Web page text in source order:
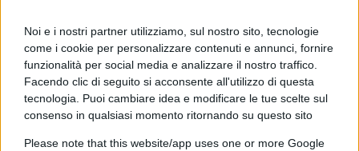
Noi e i nostri partner utilizziamo, sul nostro sito, tecnologie
come i cookie per personalizzare contenuti e annunci, fornire
funzionalità per social media e analizzare il nostro traffico.
Facendo clic di seguito si acconsente all'utilizzo di questa
tecnologia. Puoi cambiare idea e modificare le tue scelte sul
consenso in qualsiasi momento ritornando su questo sito
Please note that this website/app uses one or more Google
Avrebbe dovuto dire che le emissioni di CO2 non
rappresentano alcun problema. Perché, se lo
fossero, la loro diminuzione nei paesi ricchi non è
motivo di alcun conforto, visto che le emissioni,
globali, sono oggi del 60% in più che vent’anni fa.
Ci rassicura che «la produzione agricola cresce